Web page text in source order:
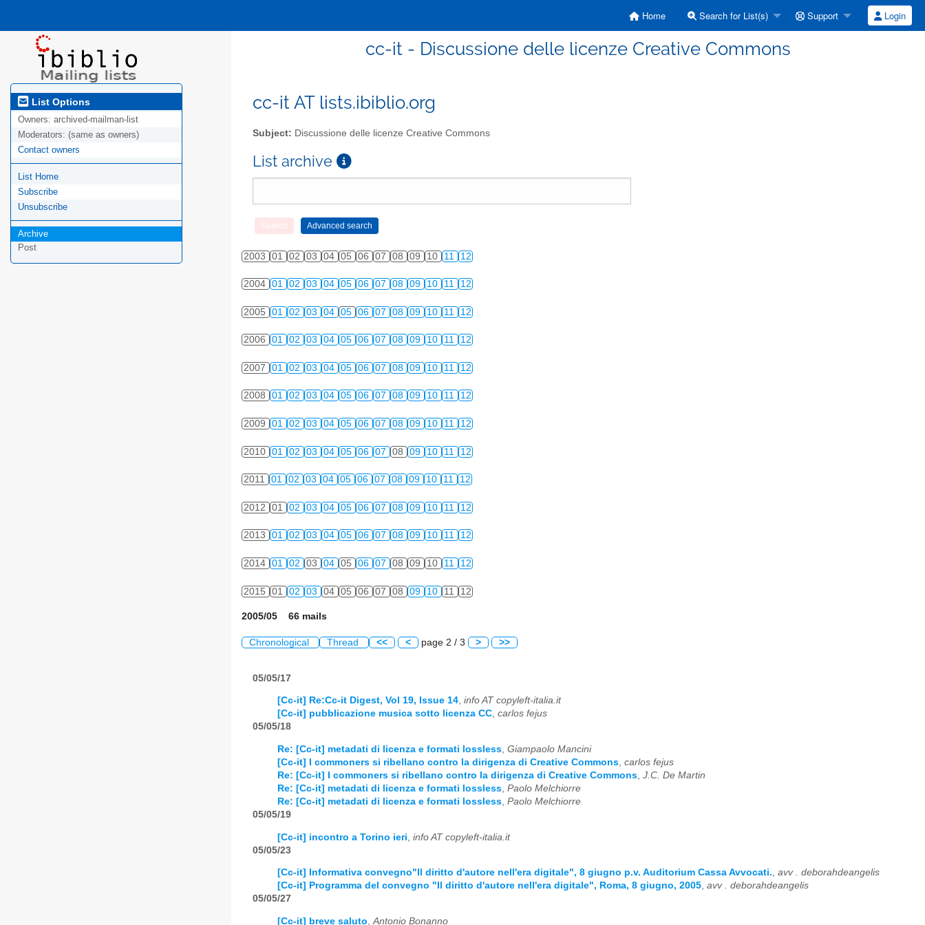
Home Search for List(s) Support Login
cc-it - Discussione delle licenze Creative Commons
List Options
Owners: archived-mailman-list
Moderators: (same as owners)
Contact owners
List Home
Subscribe
Unsubscribe
Archive
Post
cc-it AT lists.ibiblio.org
Subject: Discussione delle licenze Creative Commons
List archive
2003 01 02 03 04 05 06 07 08 09 10 11 12
2004 01 02 03 04 05 06 07 08 09 10 11 12
2005 01 02 03 04 05 06 07 08 09 10 11 12
2006 01 02 03 04 05 06 07 08 09 10 11 12
2007 01 02 03 04 05 06 07 08 09 10 11 12
2008 01 02 03 04 05 06 07 08 09 10 11 12
2009 01 02 03 04 05 06 07 08 09 10 11 12
2010 01 02 03 04 05 06 07 08 09 10 11 12
2011 01 02 03 04 05 06 07 08 09 10 11 12
2012 01 02 03 04 05 06 07 08 09 10 11 12
2013 01 02 03 04 05 06 07 08 09 10 11 12
2014 01 02 03 04 05 06 07 08 09 10 11 12
2015 01 02 03 04 05 06 07 08 09 10 11 12
2005/05 66 mails
Chronological Thread << < page 2 / 3 > >>
05/05/17
[Cc-it] Re:Cc-it Digest, Vol 19, Issue 14, info AT copyleft-italia.it
[Cc-it] pubblicazione musica sotto licenza CC, carlos fejus
05/05/18
Re: [Cc-it] metadati di licenza e formati lossless, Giampaolo Mancini
[Cc-it] I commoners si ribellano contro la dirigenza di Creative Commons, carlos fejus
Re: [Cc-it] I commoners si ribellano contro la dirigenza di Creative Commons, J.C. De Martin
Re: [Cc-it] metadati di licenza e formati lossless, Paolo Melchiorre
Re: [Cc-it] metadati di licenza e formati lossless, Paolo Melchiorre
05/05/19
[Cc-it] incontro a Torino ieri info AT copyleft-italia.it
05/05/23
[Cc-it] Informativa convegno"Il diritto d'autore nell'era digitale", 8 giugno p.v. Auditorium Cassa Avvocati., avv . deborahdeangelis
[Cc-it] Programma del convegno "Il diritto d'autore nell'era digitale", Roma, 8 giugno, 2005, avv . deborahdeangelis
05/05/27
[Cc-it] breve saluto Antonio Bonanno